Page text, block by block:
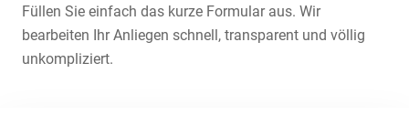
Füllen Sie einfach das kurze Formular aus. Wir
bearbeiten Ihr Anliegen schnell, transparent und völlig
unkompliziert.